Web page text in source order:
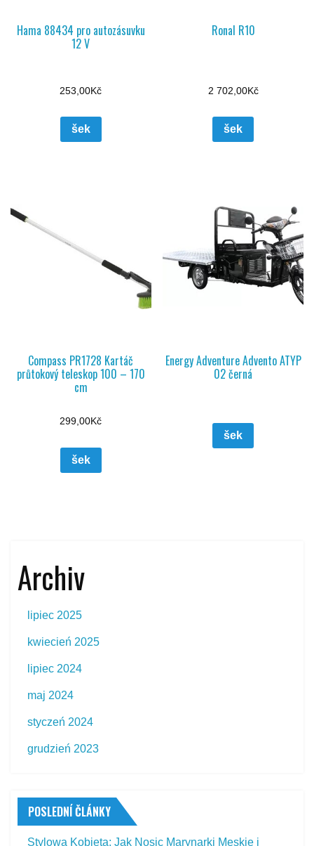
Hama 88434 pro autozásuvku
12 V
253,00Kč
šek
Ronal R10
2 702,00Kč
šek
Compass PR1728 Kartáč
průtokový teleskop 100 – 170
cm
299,00Kč
šek
Energy Adventure Advento ATYP
02 černá
šek
Archiv
lipiec 2025
kwiecień 2025
lipiec 2024
maj 2024
styczeń 2024
grudzień 2023
POSLEDNÍ ČLÁNKY
Stylowa Kobieta: Jak Nosic Marynarki Męskie i